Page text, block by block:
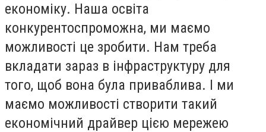
економіку. Наша освіта
конкурентоспроможна, ми маємо
можливості це зробити. Нам треба
вкладати зараз в інфраструктуру для
того, щоб вона була приваблива. І ми
маємо можливості створити такий
економічний драйвер цією мережею